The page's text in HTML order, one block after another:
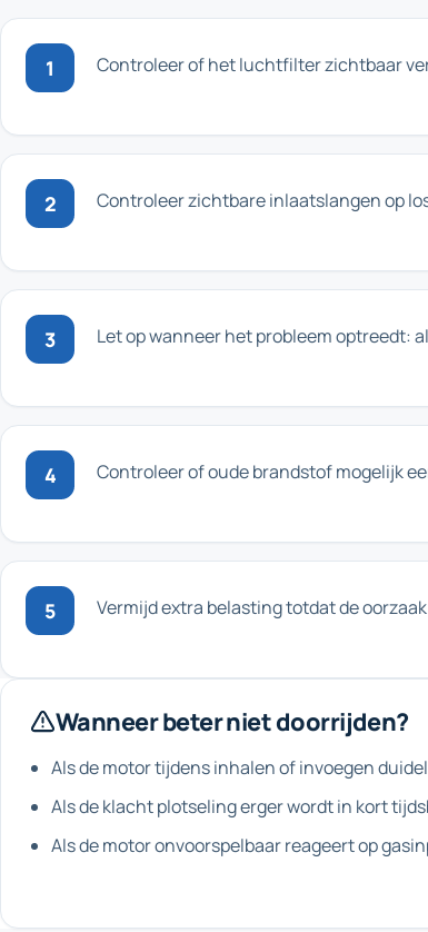
1 Controleer of het luchtfilter zichtbaar
2 Controleer zichtbare inlaatslangen op
3 Let op wanneer het probleem optreedt:
4 Controleer of oude brandstof mogelijk
5 Vermijd extra belasting totdat de
Wanneer beter niet doorrijden?
Als de motor tijdens inhalen of invoegen
Als de klacht plotseling erger wordt in kort
Als de motor onvoorspelbaar reageert op